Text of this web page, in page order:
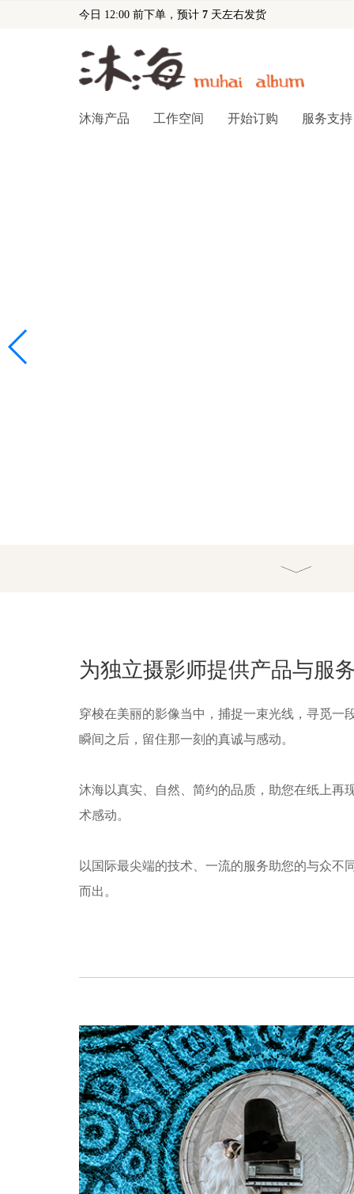
今日 12:00 前下单，预计 7 天左右发货
沐海产品 工作空间 开始订购 服务支持
为独立摄影师提供产品与服
穿梭在美丽的影像当中，捕捉一束光线，寻觅一
瞬间之后，留住那一刻的真诚与感动。
沐海以真实、自然、简约的品质，助您在纸上再
术感动。
以国际最尖端的技术、一流的服务助您的与众不
而出。